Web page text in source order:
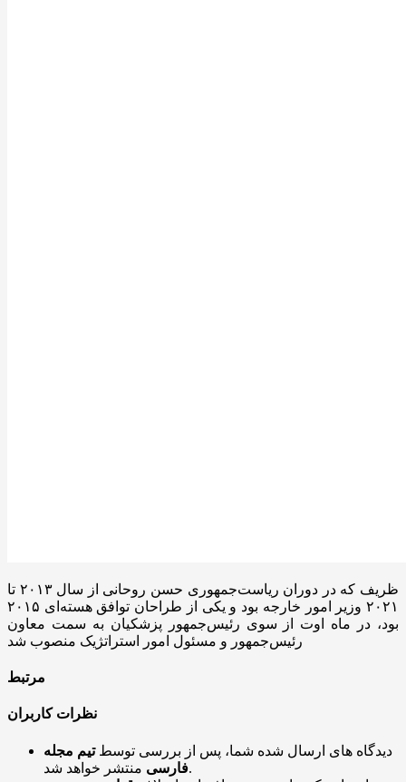
ظریف که در دوران ریاست‌جمهوری حسن روحانی از سال ۲۰۱۳ تا
۲۰۲۱ وزیر امور خارجه بود و یکی از طراحان توافق هسته‌ای ۲۰۱۵
بود، در ماه اوت از سوی رئیس‌جمهور پزشکیان به سمت معاون
رئیس‌جمهور و مسئول امور استراتژیک منصوب شد
مرتبط
نظرات کاربران
دیدگاه های ارسال شده شما، پس از بررسی توسطتیم مجله
فارسیمنتشر خواهد شد.